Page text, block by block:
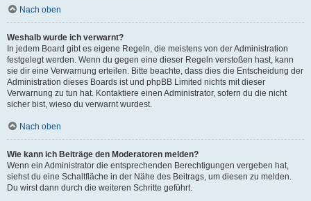
Nach oben
Weshalb wurde ich verwarnt?
In jedem Board gibt es eigene Regeln, die meistens von der Administration
festgelegt werden. Wenn du gegen eine dieser Regeln verstoßen hast, kann
sie dir eine Verwarnung erteilen. Bitte beachte, dass dies die Entscheidung der
Administration dieses Boards ist und phpBB Limited nichts mit dieser
Verwarnung zu tun hat. Kontaktiere einen Administrator, sofern du die nicht
sicher bist, wieso du verwarnt wurdest.
Nach oben
Wie kann ich Beiträge den Moderatoren melden?
Wenn ein Administrator die entsprechenden Berechtigungen vergeben hat,
siehst du eine Schaltfläche in der Nähe des Beitrags, um diesen zu melden.
Du wirst dann durch die weiteren Schritte geführt.